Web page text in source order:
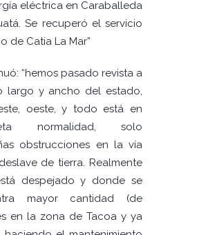
eléctrica en Caraballeda
Se recuperó el servicio
de Catia La Mar”
“hemos pasado revista a
largo y ancho del estado,
oeste, y todo está en
normalidad, solo
obstrucciones en la vía
de tierra. Realmente
despejado y donde se
mayor cantidad (de
en la zona de Tacoa y ya